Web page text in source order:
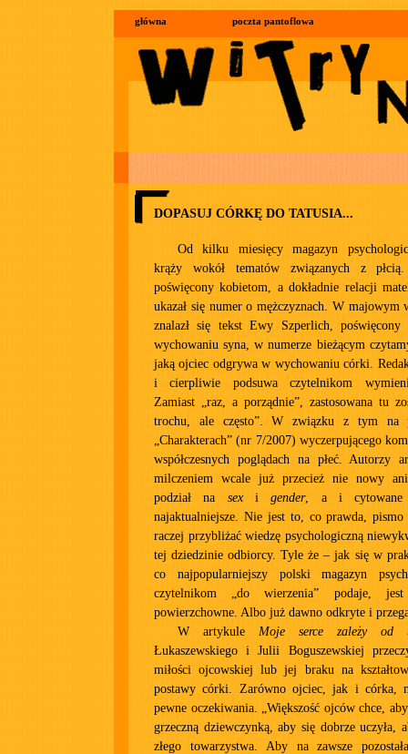
główna poczta pantoflowa
DOPASUJ CÓRKĘ DO TATUSIA...
Od kilku miesięcy magazyn
krąży wokół tematów związanych z
poświęcony kobietom, a dokładnie relacji
ukazał się numer o mężczyznach. W majowym
znalazł się tekst Ewy Szperlich,
wychowaniu syna, w numerze bieżącym
jaką ojciec odgrywa w wychowaniu córki.
i cierpliwie podsuwa czytelnikom
Zamiast „raz, a porządnie”, zastosowana tu
trochu, ale często”. W związku z tym na
„Charakterach” (nr 7/2007) wyczerpującego
współczesnych poglądach na płeć. Autorzy
milczeniem wcale już przecież nie nowy
podział na sexigender, a i cytowane
najaktualniejsze. Nie jest to, co prawda,
raczej przybliżać wiedzę psychologiczną
tej dziedzinie odbiorcy. Tyle że – jak się w
co najpopularniejszy polski magazyn
czytelnikom „do wierzenia” podaje, jest
powierzchowne. Albo już dawno odkryte i
W artykule Moje serce zależy od
Łukaszewskiego i Julii Boguszewskiej
miłości ojcowskiej lub jej braku na
postawy córki. Zarówno ojciec, jak i córka,
pewne oczekiwania. „Większość ojców chce,
grzeczną dziewczynką, aby się dobrze uczyła,
złego towarzystwa. Aby na zawsze